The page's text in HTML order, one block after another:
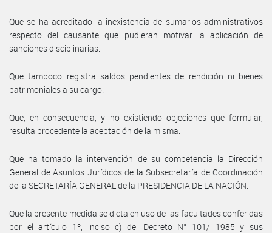
Que se ha acreditado la inexistencia de sumarios administrativos
respecto del causante que pudieran motivar la aplicación de
sanciones disciplinarias.
Que tampoco registra saldos pendientes de rendición ni bienes
patrimoniales a su cargo.
Que, en consecuencia, y no existiendo objeciones que formular,
resulta procedente la aceptación de la misma.
Que ha tomado la intervención de su competencia la Dirección
General de Asuntos Jurídicos de la Subsecretaría de Coordinación
de la SECRETARÍA GENERAL de la PRESIDENCIA DE LA NACIÓN.
Que la presente medida se dicta en uso de las facultades conferidas
por el artículo 1º, inciso c) del Decreto N° 101/ 1985 y sus